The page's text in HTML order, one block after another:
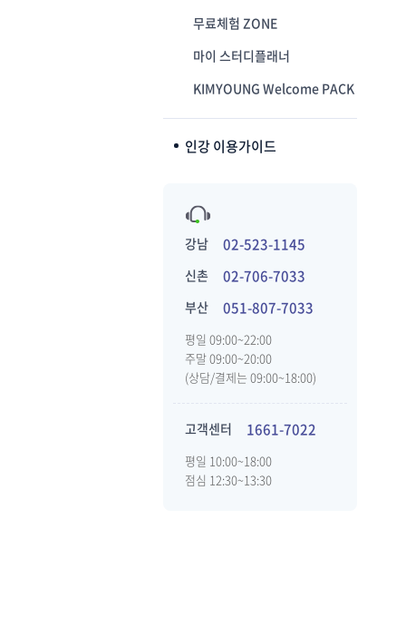
무료체험 ZONE
마이 스터디플래너
KIMYOUNG Welcome PACK
인강 이용가이드
강남 02-523-1145
신촌 02-706-7033
부산 051-807-7033
평일 09:00~22:00
주말 09:00~20:00
(상담/결제는 09:00~18:00)
고객센터 1661-7022
평일 10:00~18:00
점심 12:30~13:30